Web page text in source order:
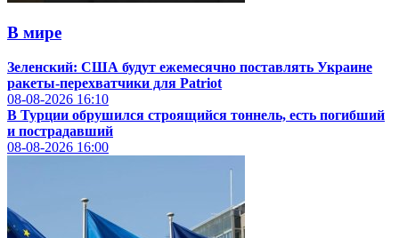
В мире
Зеленский: США будут ежемесячно поставлять Украине
ракеты-перехватчики для Patriot
08-08-2026 16:10
В Турции обрушился строящийся тоннель, есть погибший
и пострадавший
08-08-2026 16:00